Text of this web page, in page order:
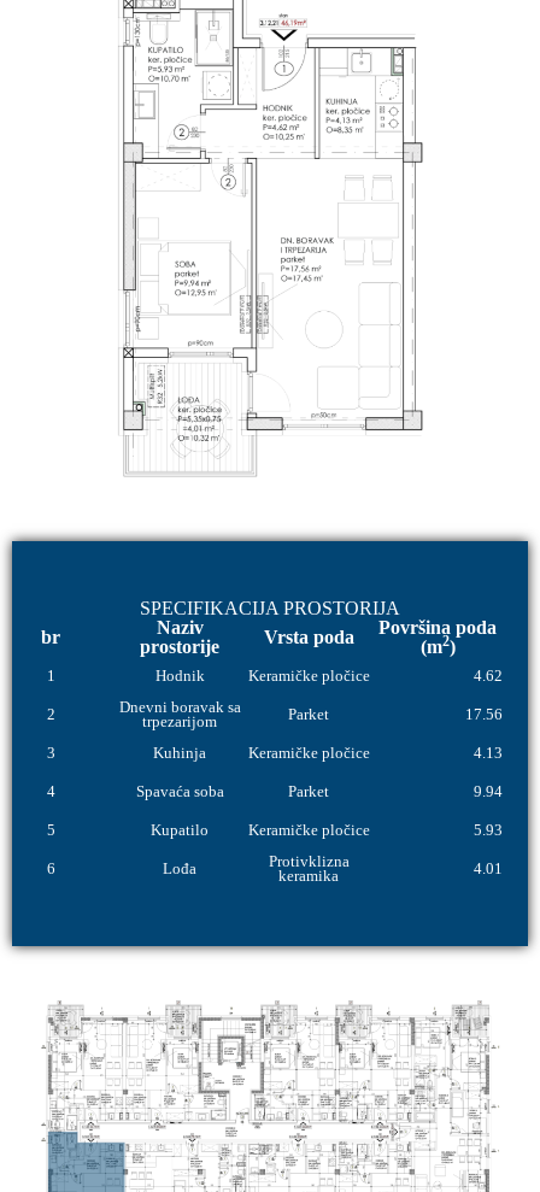
SPECIFIKACIJA PROSTORIJA
br
Naziv
prostorije
Vrsta poda
Površina poda
(m2)
1 Hodnik Keramičke pločice 4.62
2
Dnevni boravak sa
trpezarijom
Parket 17.56
3 Kuhinja Keramičke pločice 4.13
4 Spavaća soba Parket 9.94
5 Kupatilo Keramičke pločice 5.93
6 Lođa
Protivklizna
keramika
4.01